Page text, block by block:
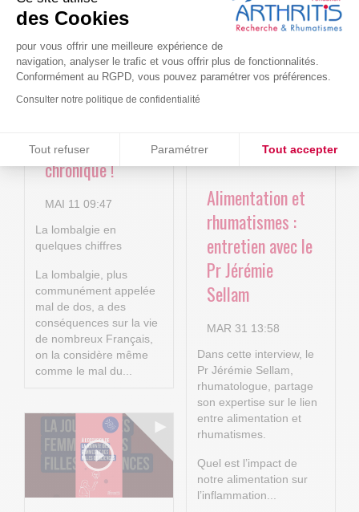
des Cookies
pour vous offrir une meilleure expérience de
navigation, analyser le trafic et vous offrir plus de fonctionnalités.
Conformément au RGPD, vous pouvez paramétrer vos préférences.
Consulter notre politique de confidentialité
Tout refuser Paramétrer Tout accepter
Axeptio consent
Plateforme de Gestion du Consentement : Personnalisez vos
Notre plateforme vous permet d'adapter et de gérer vos
4P : Les
nouvelles
technologies
numériques au
lombalgie
chronique !
MAI 11 09:47
La lombalgie en
quelques chiffres
La lombalgie, plus
communément appelée
mal de dos, a des
conséquences sur la vie
de nombreux Français,
on la considère même
comme le mal du...
Cure-RA
AVR 22 15:01
Alimentation et
rhumatismes :
entretien avec le
Pr Jérémie
Sellam
MAR 31 13:58
Dans cette interview, le
Pr Jérémie Sellam,
rhumatologue, partage
son expertise sur le lien
entre alimentation et
rhumatismes.
Quel est l’impact de
notre alimentation sur
l’inflammation...